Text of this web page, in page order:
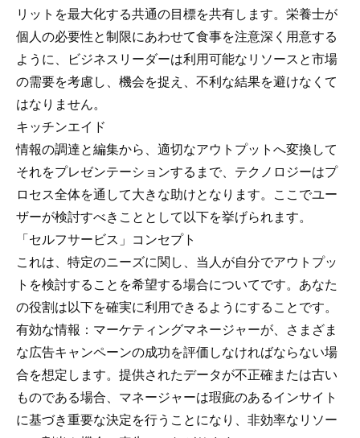
リットを最大化する共通の目標を共有します。栄養士が
個人の必要性と制限にあわせて食事を注意深く用意する
ように、ビジネスリーダーは利用可能なリソースと市場
の需要を考慮し、機会を捉え、不利な結果を避けなくて
はなりません。
キッチンエイド
情報の調達と編集から、適切なアウトプットへ変換して
それをプレゼンテーションするまで、テクノロジーはプ
ロセス全体を通して大きな助けとなります。ここでユー
ザーが検討すべきこととして以下を挙げられます。
「セルフサービス」コンセプト
これは、特定のニーズに関し、当人が自分でアウトプッ
トを検討することを希望する場合についてです。あなた
の役割は以下を確実に利用できるようにすることです。
有効な情報：マーケティングマネージャーが、さまざま
な広告キャンペーンの成功を評価しなければならない場
合を想定します。提供されたデータが不正確または古い
ものである場合、マネージャーは瑕疵のあるインサイト
に基づき重要な決定を行うことになり、非効率なリソー